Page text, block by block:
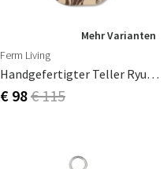
Mehr Varianten
Ferm Living
Handgefertigter Teller Ryu 34cm
€ 98€ 115